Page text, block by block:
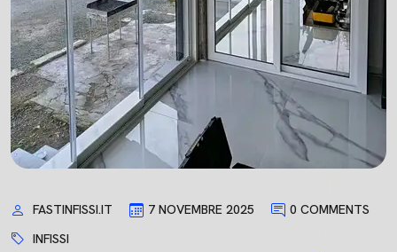
FASTINFISSI.IT 7 NOVEMBRE 2025
0 COMMENTS
INFISSI